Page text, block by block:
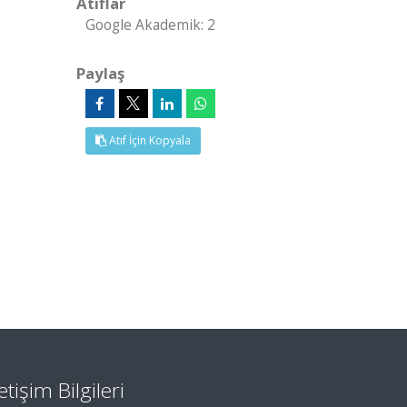
Google Akademik: 2
Paylaş
Atıf İçin Kopyala
Bilgileri